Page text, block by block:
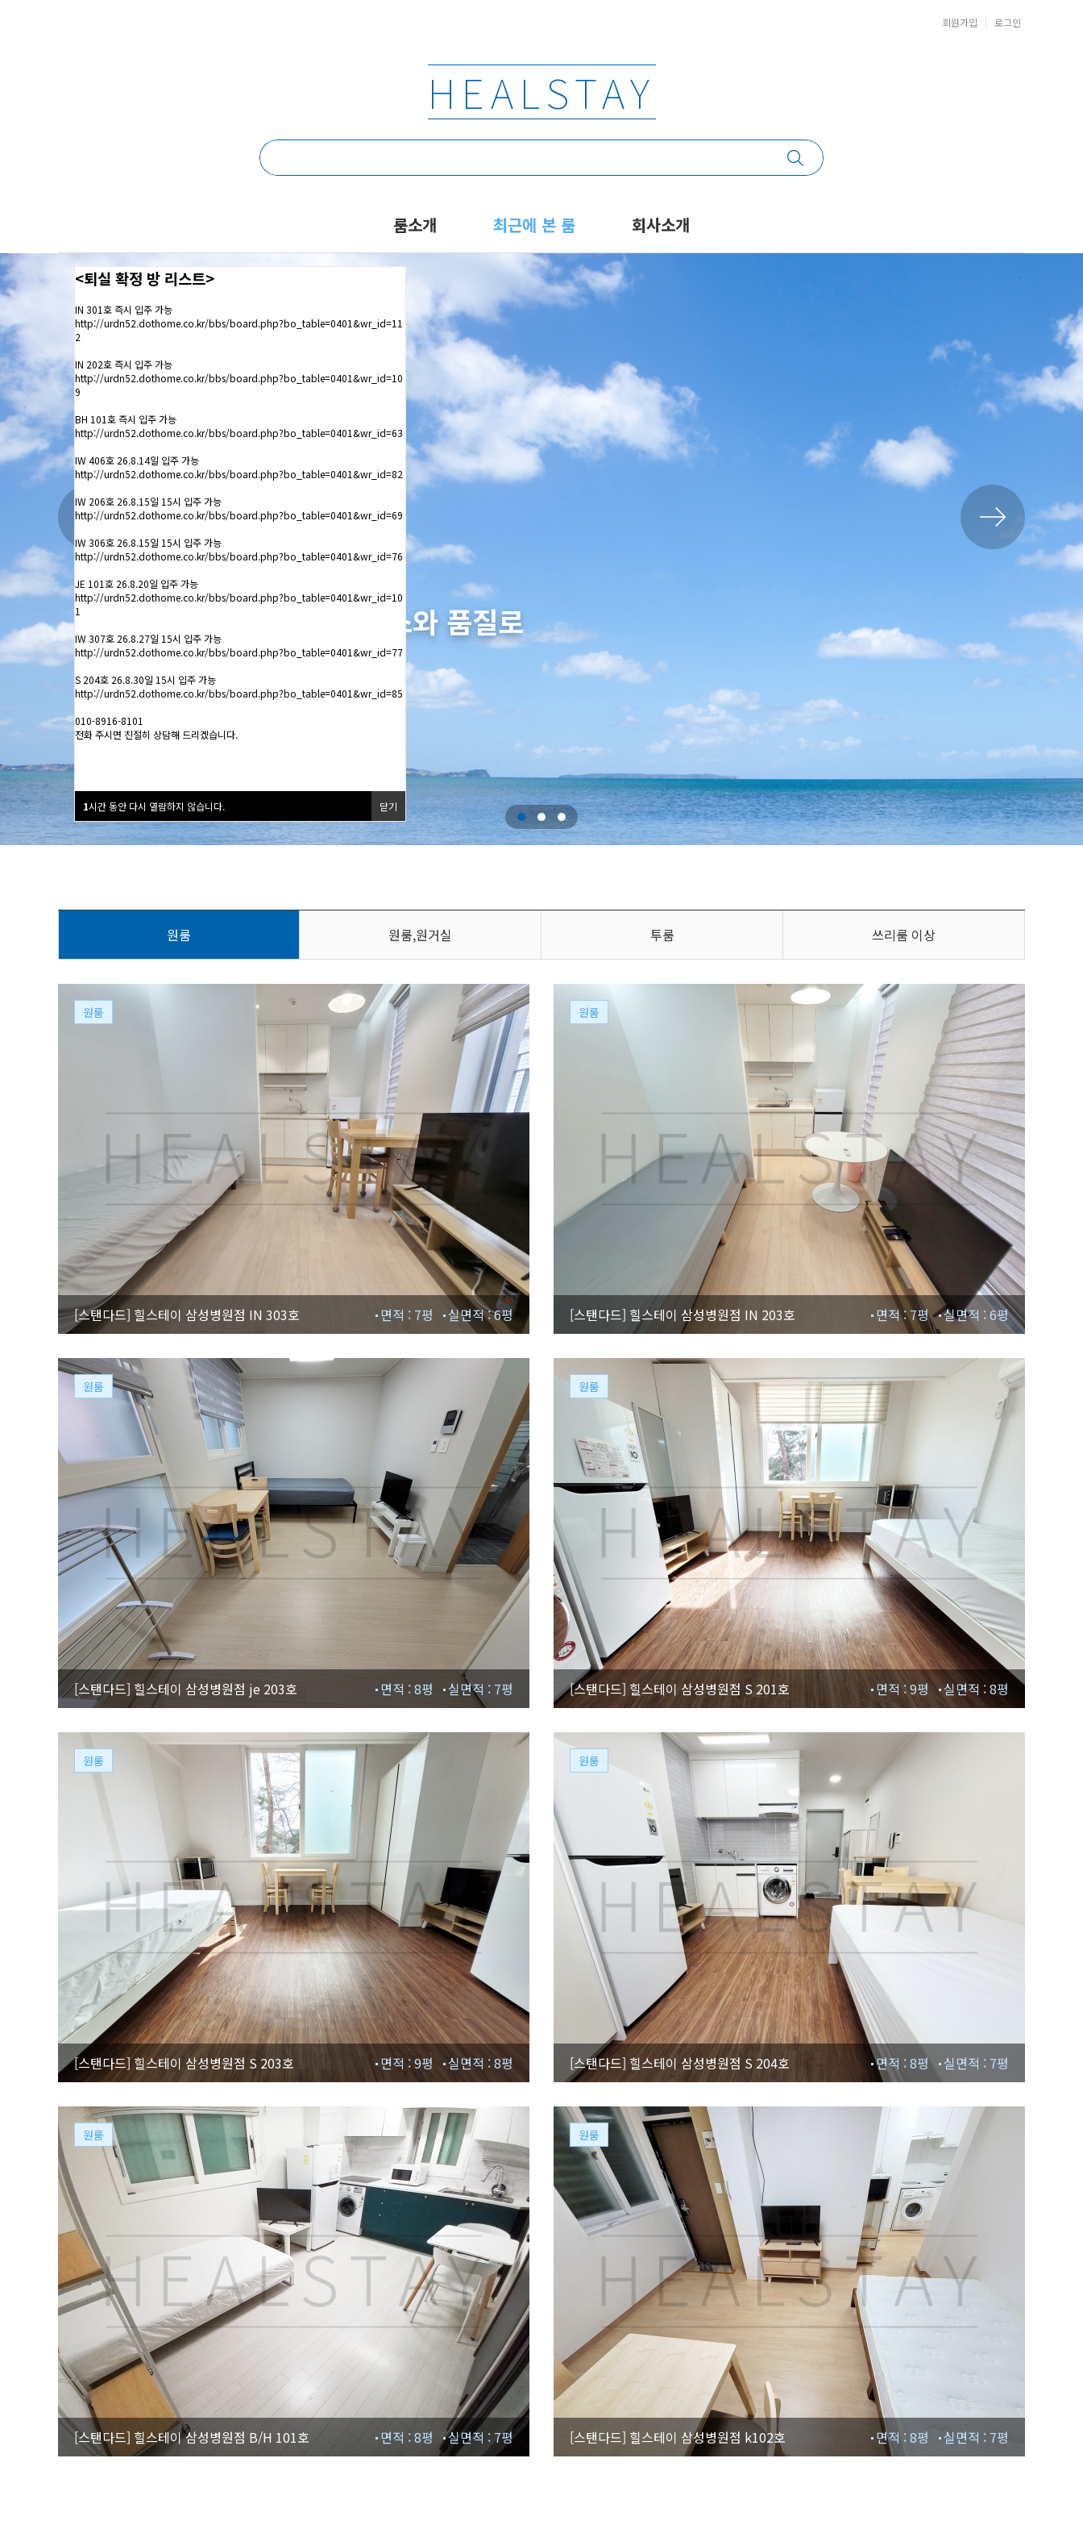
<퇴실 확정 방 리스트>
IN 301호 즉시 입주 가능
http://urdn52.dothome.co.kr/bbs/board.php?bo_table=0401&wr_id=11
2
IN 202호 즉시 입주 가능
http://urdn52.dothome.co.kr/bbs/board.php?bo_table=0401&wr_id=10
9
BH 101호 즉시 입주 가능
http://urdn52.dothome.co.kr/bbs/board.php?bo_table=0401&wr_id=63
IW 406호 26.8.14일 입주 가능
http://urdn52.dothome.co.kr/bbs/board.php?bo_table=0401&wr_id=82
IW 206호 26.8.15일 15시 입주 가능
http://urdn52.dothome.co.kr/bbs/board.php?bo_table=0401&wr_id=69
IW 306호 26.8.15일 15시 입주 가능
http://urdn52.dothome.co.kr/bbs/board.php?bo_table=0401&wr_id=76
JE 101호 26.8.20일 입주 가능
http://urdn52.dothome.co.kr/bbs/board.php?bo_table=0401&wr_id=10
1
IW 307호 26.8.27일 15시 입주 가능
http://urdn52.dothome.co.kr/bbs/board.php?bo_table=0401&wr_id=77
S 204호 26.8.30일 15시 입주 가능
http://urdn52.dothome.co.kr/bbs/board.php?bo_table=0401&wr_id=85
010-8916-8101
전화 주시면 친절히 상담해 드리겠습니다.
1시간 동안 다시 열람하지 않습니다. 닫기
회원가입 로그인
HEALSTAY
룸소개 최근에 본 룸 회사소개
언제나 변함없는 서비스와 품질로
최선을 다하겠습니다.
원룸 원룸,원거실 투룸 쓰리룸 이상
원룸
[스탠다드] 힐스테이 삼성병원점 IN 303호 면적 : 7평 실면적 : 6평
원룸
[스탠다드] 힐스테이 삼성병원점 IN 203호 면적 : 7평 실면적 : 6평
원룸
[스탠다드] 힐스테이 삼성병원점 je 203호 면적 : 8평 실면적 : 7평
원룸
[스탠다드] 힐스테이 삼성병원점 S 201호 면적 : 9평 실면적 : 8평
원룸
[스탠다드] 힐스테이 삼성병원점 S 203호 면적 : 9평 실면적 : 8평
원룸
[스탠다드] 힐스테이 삼성병원점 S 204호 면적 : 8평 실면적 : 7평
원룸
[스탠다드] 힐스테이 삼성병원점 B/H 101호 면적 : 8평 실면적 : 7평
원룸
[스탠다드] 힐스테이 삼성병원점 k102호 면적 : 8평 실면적 : 7평